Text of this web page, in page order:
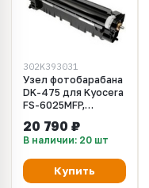
302K393031
Узел фотобарабана
DK-475 для Kyocera
FS-6025MFP,
(302K393031)
20 790 ₽
В наличии: 20 шт
Купить